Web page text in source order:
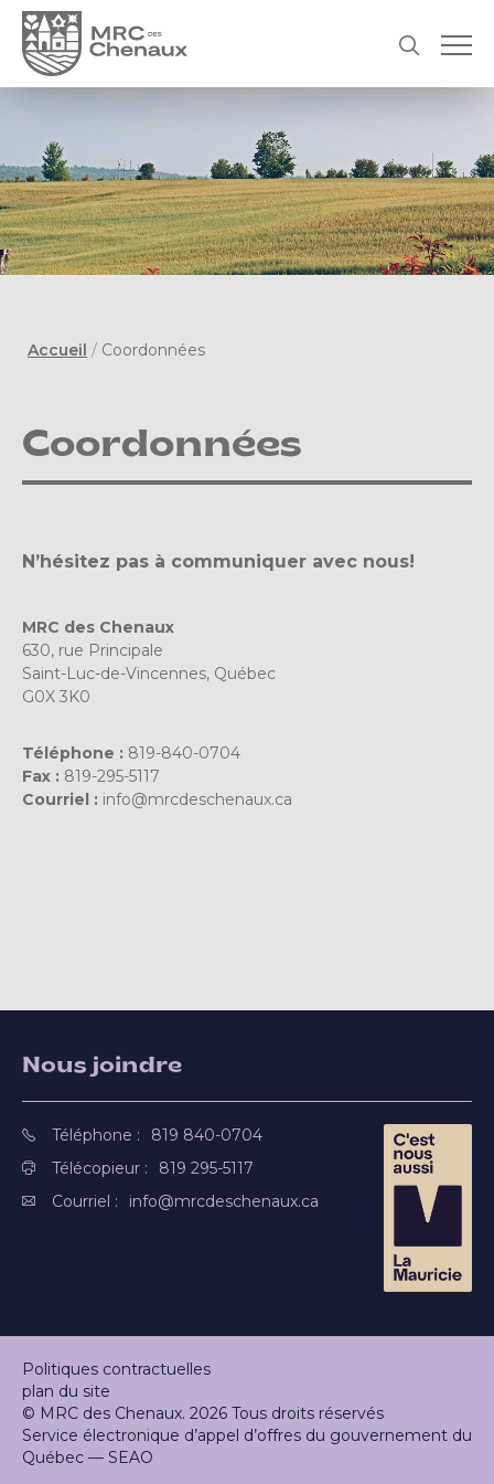
Accueil / Coordonnées
Coordonnées
N’hésitez pas à communiquer avec nous!
MRC des Chenaux
630, rue Principale
Saint-Luc-de-Vincennes, Québec
G0X 3K0
Téléphone : 819-840-0704
Fax : 819-295-5117
Courriel : info@mrcdeschenaux.ca
Nous joindre
Téléphone :
819 840-0704
Télécopieur :
819 295-5117
Courriel :
info@mrcdeschenaux.ca
Politiques contractuelles
plan du site
© MRC des Chenaux. 2026 Tous droits réservés
Service électronique d’appel d’offres du gouvernement du
Québec — SEAO